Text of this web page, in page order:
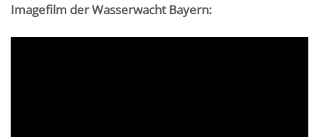
Imagefilm der Wasserwacht Bayern: